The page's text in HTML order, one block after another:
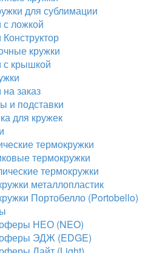
для сублимации
с ложкой
кружки
с крышкой
заказ
и подставки
для кружек
термокружки
термокружки
термокружки
металлопластик
Портобелло (Portobello)
НЕО (NEO)
ЭДЖ (EDGE)